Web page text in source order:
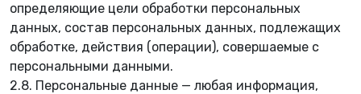
определяющие цели обработки персональных
данных, состав персональных данных, подлежащих
обработке, действия (операции), совершаемые с
персональными данными.
2.8. Персональные данные — любая информация,